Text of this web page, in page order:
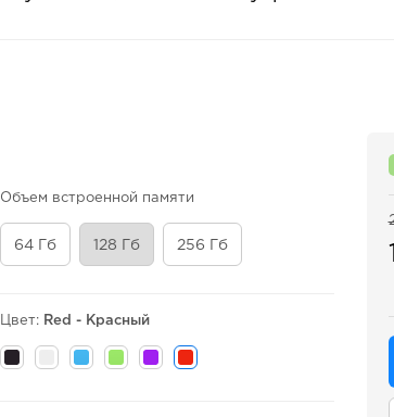
Объем встроенной памяти
64 Гб 128 Гб 256 Гб
Цвет: Red - Красный